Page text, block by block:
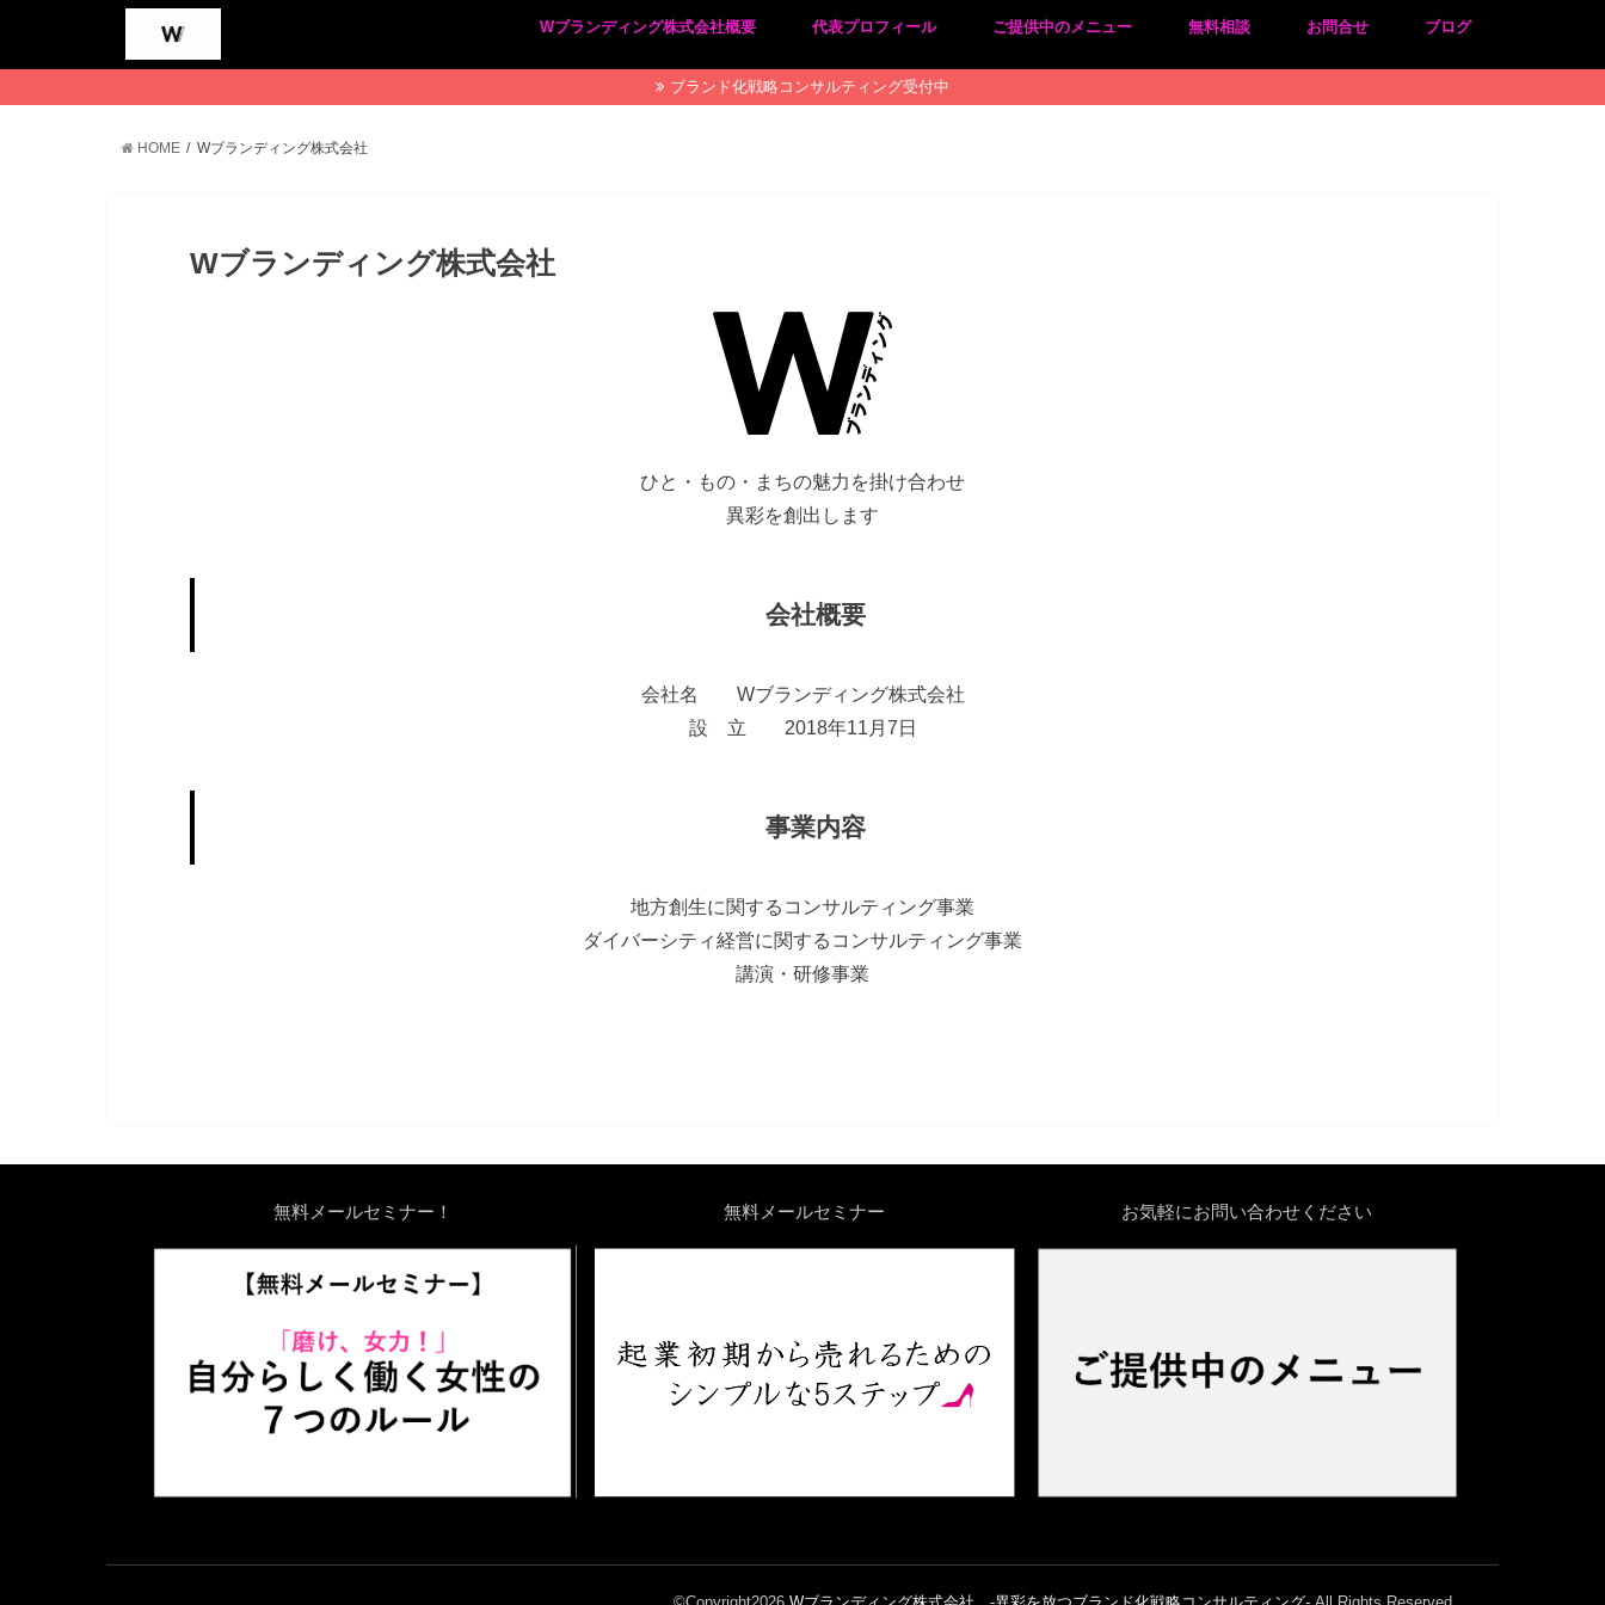
Wブランディング株式会社概要
プライバシーポリシー
特定商取引法に基づく表記
代表プロフィール ご提供中のメニュー 無料相談 お問合せ ブログ
ブランド化戦略コンサルティング受付中
HOME Wブランディング株式会社
Wブランディング株式会社
ひと・もの・まちの魅力を掛け合わせ
異彩を創出します
会社概要
会社名 Wブランディング株式会社
設 立 2018年11月7日
事業内容
地方創生に関するコンサルティング事業
ダイバーシティ経営に関するコンサルティング事業
講演・研修事業
無料メールセミナー！ 無料メールセミナー お気軽にお問い合わせください